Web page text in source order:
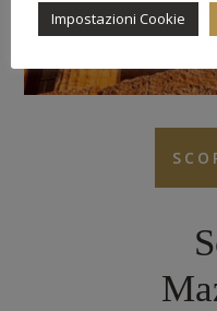
Impostazioni Cookie